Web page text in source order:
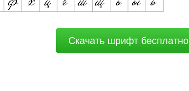
Скачать шрифт бесплатно